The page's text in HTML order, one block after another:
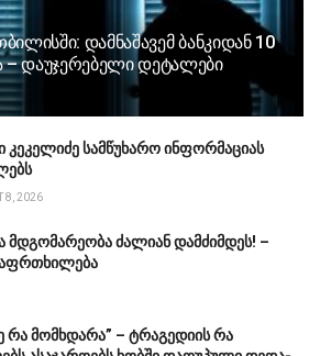
დამნაშავემ ბანკიდან 10
– დაუჯერებელი დეტალები
კეკელიძე სამწუხარო ინფორმაციას
8, 2026
მდგომარეობა ძალიან დამძიმდეს! –
რა მომხდარა” – ტრაგედიის რა